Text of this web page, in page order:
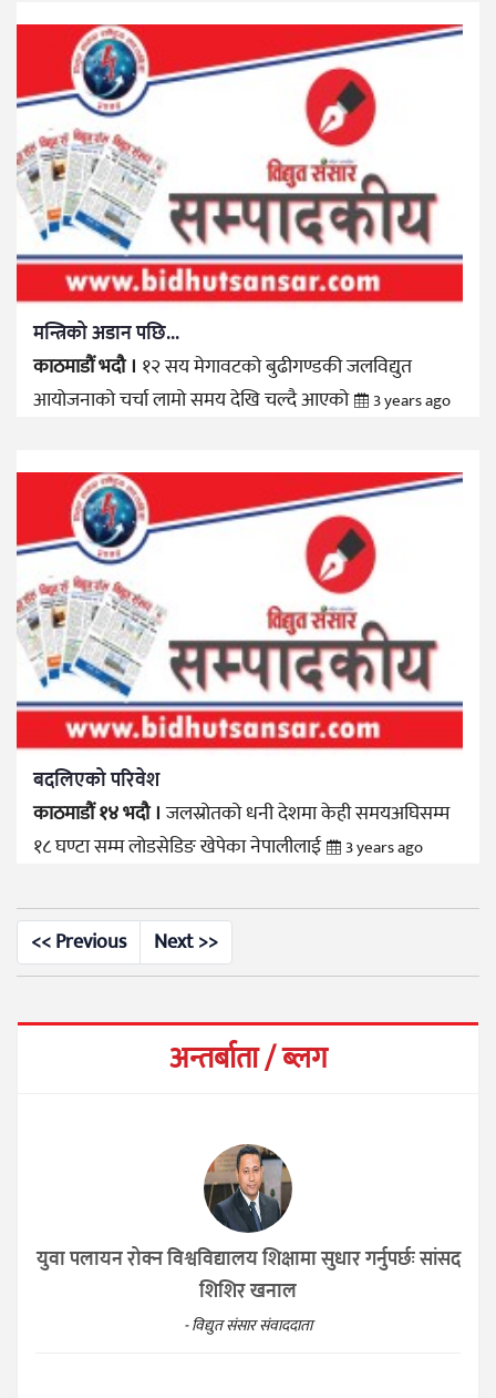
मन्त्रिको अडान पछि...
काठमाडौं भदौ । १२ सय मेगावटको बुढीगण्डकी जलविद्युत
आयोजनाको चर्चा लामो समय देखि चल्दै आएको
3 years ago
बदलिएको परिवेश
काठमाडौं १४ भदौ ।जलस्रोतको धनी देशमा केही समयअघिसम्म
१८ घण्टा सम्म लोडसेडिङ खेपेका नेपालीलाई
3 years ago
<< Previous Next >>
अन्तर्बाता / ब्लग
युवा पलायन रोक्न विश्वविद्यालय शिक्षामा सुधार गर्नुपर्छः सांसद
शिशिर खनाल
- विद्युत संसार संवाददाता